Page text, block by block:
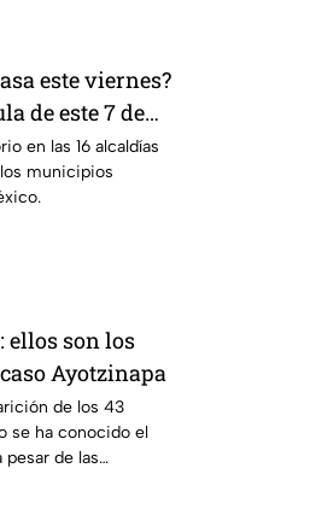
este viernes?
de este 7 de
en las 16 alcaldías
municipios
ellos son los
Ayotzinapa
de los 43
se ha conocido el
pesar de las